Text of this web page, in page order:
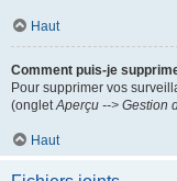
Haut
Comment puis-je
Pour supprimer vos
(ongletAperçu --> Gestion
Haut